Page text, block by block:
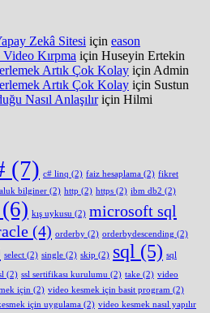
Zekâ Sitesi için eason
Kırpma için Huseyin Ertekin
Artık Çok Kolay için Admin
Artık Çok Kolay için Sustun
Nasıl Anlaşılıriçin Hilmi
(7) c# linq (2) faiz hesaplama (2) fikret
bilginer (2) http (2) https (2) ibm db2 (2)
(6) kış uykusu (2) microsoft sql
(4) orderby (2) orderbydescending (2)
select (2) single (2) skip (2) sql (5) sql
(2) ssl sertifikası kurulumu (2) take (2) video
için (2) video kesmek için basit program (2)
için uygulama (2) video kesmek nasıl yapılır